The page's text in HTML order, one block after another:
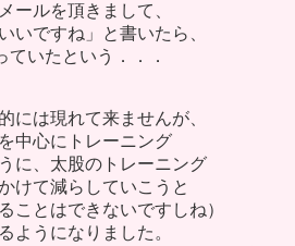
ルを頂きまして、
ですね」と書いたら、
いたという．．．
には現れて来ませんが、
中心にトレーニング
に、太股のトレーニング
けて減らしていこうと
ことはできないですしね）
ようになりました。